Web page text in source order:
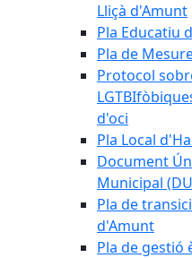
Lliçà d'Amunt
Pla Educatiu
Pla de
Protocol
d'oci
Pla Local
Document
Municipal
Pla de
d'Amunt
Pla de gestió